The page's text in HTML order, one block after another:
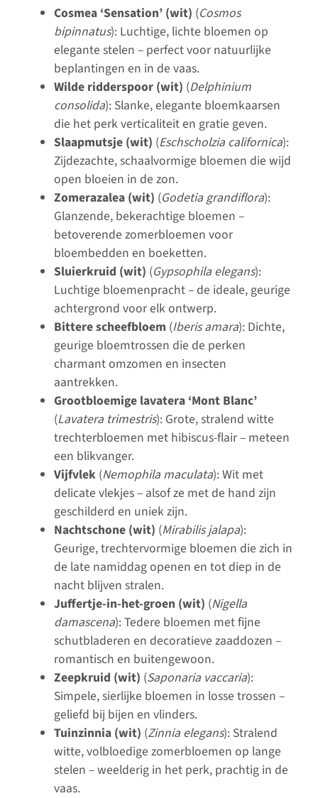
Cosmea ‘Sensation’ (wit) (Cosmos
bipinnatus): Luchtige, lichte bloemen op
elegante stelen – perfect voor natuurlijke
beplantingen en in de vaas.
Wilde ridderspoor (wit) (Delphinium
consolida): Slanke, elegante bloemkaarsen
die het perk verticaliteit en gratie geven.
Slaapmutsje (wit) (Eschscholzia californica):
Zijdezachte, schaalvormige bloemen die wijd
open bloeien in de zon.
Zomerazalea (wit) (Godetia grandiflora):
Glanzende, bekerachtige bloemen –
betoverende zomerbloemen voor
bloembedden en boeketten.
Sluierkruid (wit) (Gypsophila elegans):
Luchtige bloemenpracht – de ideale, geurige
achtergrond voor elk ontwerp.
Bittere scheefbloem (Iberis amara): Dichte,
geurige bloemtrossen die de perken
charmant omzomen en insecten
aantrekken.
Grootbloemige lavatera ‘Mont Blanc’
(Lavatera trimestris): Grote, stralend witte
trechterbloemen met hibiscus-flair – meteen
een blikvanger.
Vijfvlek (Nemophila maculata): Wit met
delicate vlekjes – alsof ze met de hand zijn
geschilderd en uniek zijn.
Nachtschone (wit) (Mirabilis jalapa):
Geurige, trechtervormige bloemen die zich in
de late namiddag openen en tot diep in de
nacht blijven stralen.
Juffertje-in-het-groen (wit) (Nigella
damascena): Tedere bloemen met fijne
schutbladeren en decoratieve zaaddozen –
romantisch en buitengewoon.
Zeepkruid (wit) (Saponaria vaccaria):
Simpele, sierlijke bloemen in losse trossen –
geliefd bij bijen en vlinders.
Tuinzinnia (wit) (Zinnia elegans): Stralend
witte, volbloedige zomerbloemen op lange
stelen – weelderig in het perk, prachtig in de
vaas.